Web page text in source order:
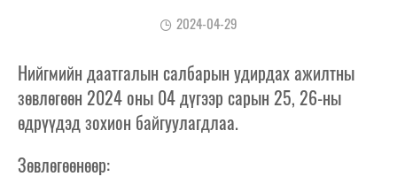
2024-04-29
Нийгмийн даатгалын салбарын удирдах ажилтны
зөвлөгөөн 2024 оны 04 дүгээр сарын 25, 26-ны
өдрүүдэд зохион байгуулагдлаа.
Зөвлөгөөнөөр: